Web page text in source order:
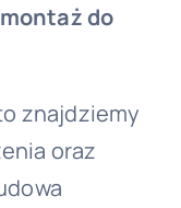
do
znajdziemy
oraz